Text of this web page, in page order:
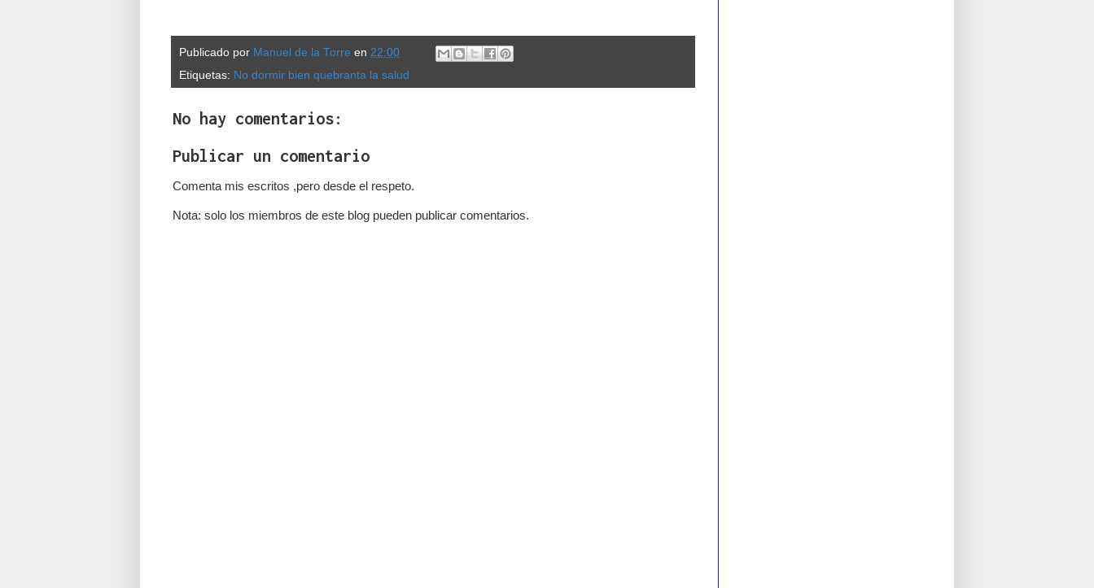
Publicado por Manuel de la Torre en 22:00
Etiquetas: No dormir bien quebranta la salud
No hay comentarios:
Publicar un comentario
Comenta mis escritos ,pero desde el respeto.
Nota: solo los miembros de este blog pueden publicar comentarios.